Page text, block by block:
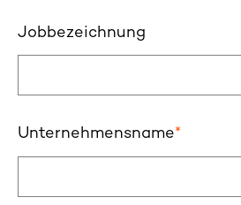
Jobbezeichnung
Unternehmensname*